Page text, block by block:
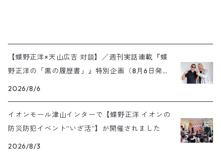
【蝶野正洋×天山広吉 対談】／週刊実話連載『蝶
野正洋の「黒の履歴書」』特別企画（8月6日発売
号）
2026/8/6
イオンモール津山インターで【蝶野正洋 イオンの
防災防犯イベント“いざ活”】が開催されました
2026/8/3